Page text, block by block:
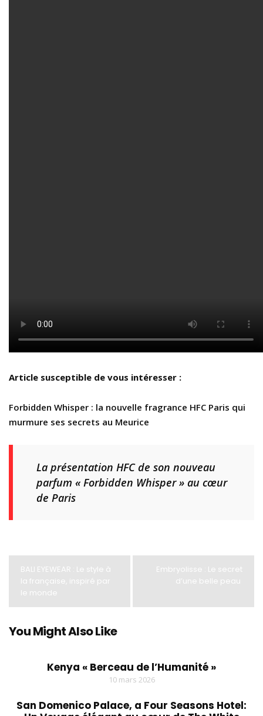
Article susceptible de vous intéresser :
Forbidden Whisper : la nouvelle fragrance HFC Paris qui
murmure ses secrets au Meurice
La présentation HFC de son nouveau
parfum « Forbidden Whisper » au cœur
de Paris
BALI EYEWEAR : Le style à
la française, inspiré par
le monde
Embryolisse : Le secret
d’une belle peau
You Might Also Like
Kenya « Berceau de l’Humanité »
10 mars 2026
San Domenico Palace, a Four Seasons Hotel: